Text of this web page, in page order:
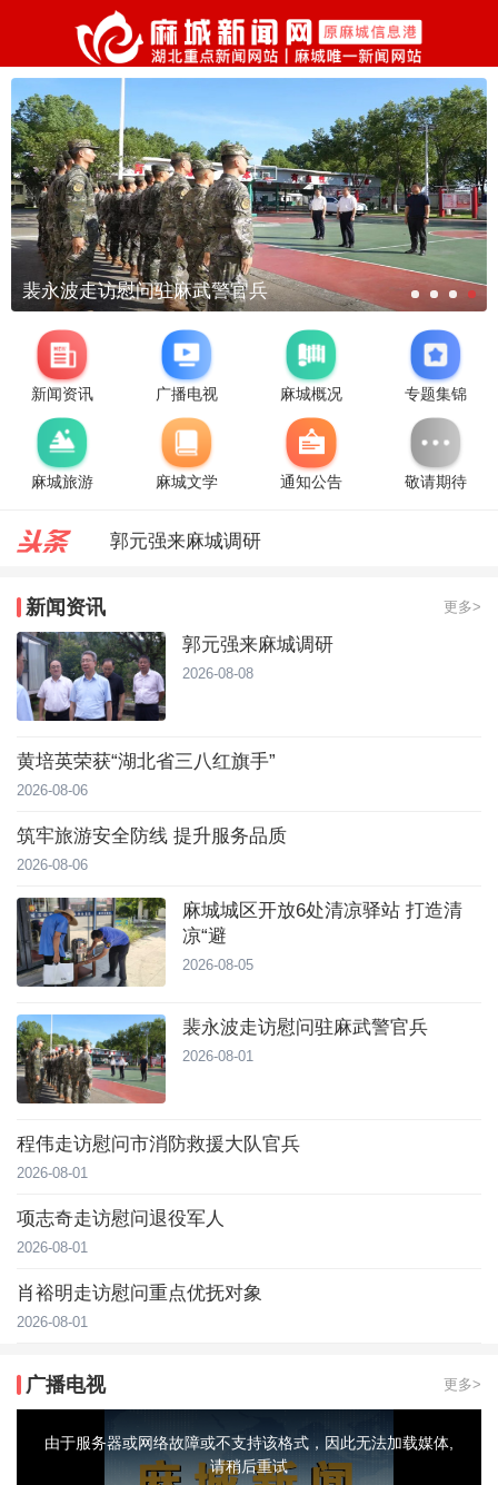
裴永波走访慰问驻麻武警官兵
新闻资讯 广播电视 麻城概况 专题集锦
麻城旅游 麻城文学 通知公告 敬请期待
郭元强来麻城调研
麻城城区开放6处清凉驿站 打造
新闻资讯 更多>
郭元强来麻城调研
2026-08-08
黄培英荣获“湖北省三八红旗手”
2026-08-06
筑牢旅游安全防线 提升服务品质
2026-08-06
麻城城区开放6处清凉驿站 打造清
凉“避
2026-08-05
裴永波走访慰问驻麻武警官兵
2026-08-01
程伟走访慰问市消防救援大队官兵
2026-08-01
项志奇走访慰问退役军人
2026-08-01
肖裕明走访慰问重点优抚对象
2026-08-01
广播电视 更多>
modal由于服务器或网络故障或不支持该格式，因此无法加载媒体,
请稍后重试